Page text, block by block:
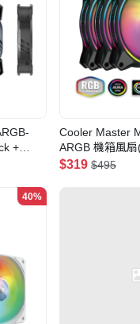
+
Cooler Master
ARGB 機箱風
Black-3IN1)
$319 $495
40%